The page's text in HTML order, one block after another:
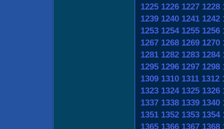
1225 1226 1227 1228
1239 1240 1241 1242
1253 1254 1255 1256
1267 1268 1269 1270
1281 1282 1283 1284
1295 1296 1297 1298
1309 1310 1311 1312
1323 1324 1325 1326
1337 1338 1339 1340
1351 1352 1353 1354
1365 1366 1367 1368